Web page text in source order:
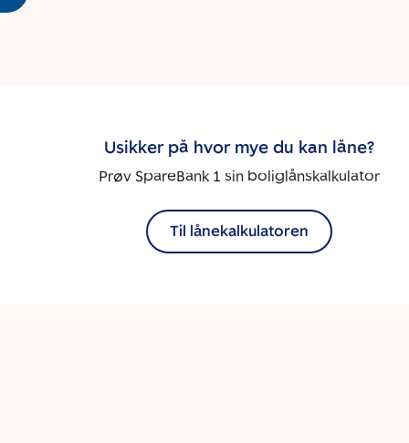
Usikker på hvor mye du kan låne?
Prøv SpareBank 1 sin boliglånskalkulator
Til lånekalkulatoren